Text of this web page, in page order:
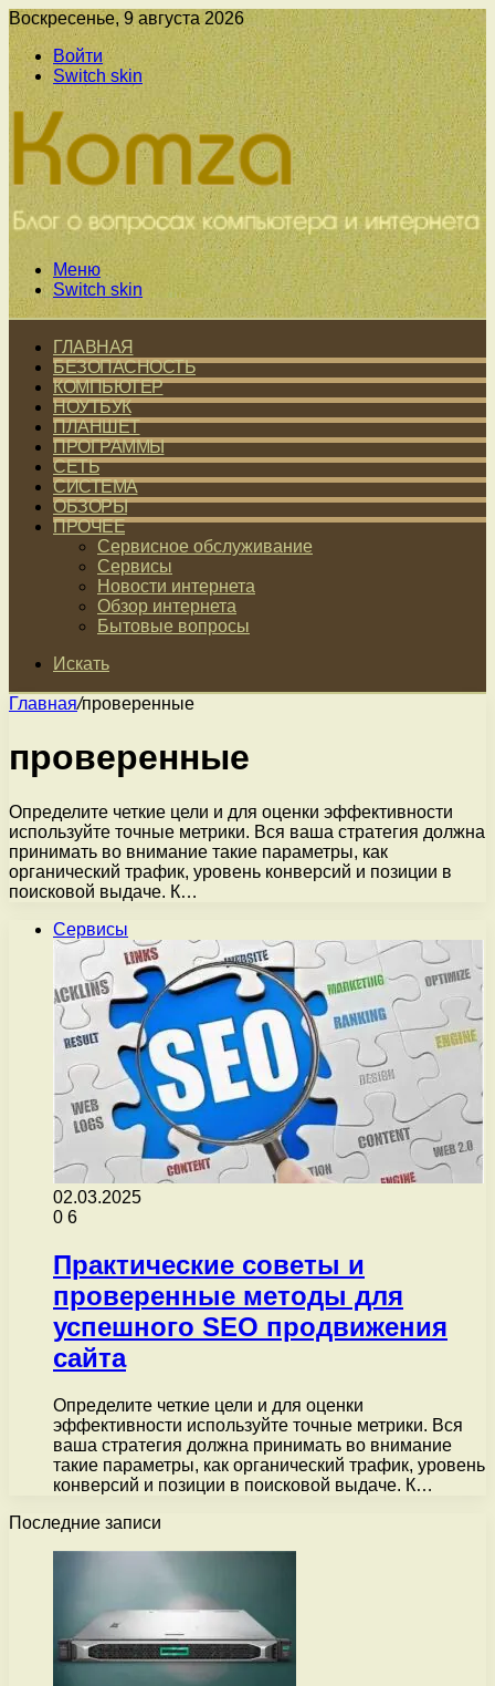
Воскресенье, 9 августа 2026
Войти
Switch skin
Меню
Switch skin
ГЛАВНАЯ
БЕЗОПАСНОСТЬ
КОМПЬЮТЕР
НОУТБУК
ПЛАНШЕТ
ПРОГРАММЫ
СЕТЬ
СИСТЕМА
ОБЗОРЫ
ПРОЧЕЕ
Сервисное обслуживание
Сервисы
Новости интернета
Обзор интернета
Бытовые вопросы
Искать
Главная/проверенные
проверенные
Определите четкие цели и для оценки эффективности
используйте точные метрики. Вся ваша стратегия должна
принимать во внимание такие параметры, как
органический трафик, уровень конверсий и позиции в
поисковой выдаче. К…
Сервисы
02.03.2025
0 6
Практические советы и
проверенные методы для
успешного SEO продвижения
сайта
Определите четкие цели и для оценки
эффективности используйте точные метрики. Вся
ваша стратегия должна принимать во внимание
такие параметры, как органический трафик, уровень
конверсий и позиции в поисковой выдаче. К…
Последние записи